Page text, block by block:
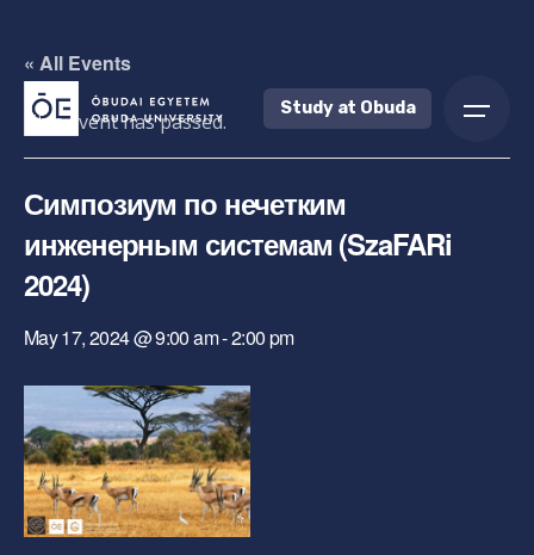
content
Study at Obuda
« All Events
This event has passed.
Симпозиум по нечетким
инженерным системам (SzaFARi
2024)
May 17, 2024 @ 9:00 am-2:00 pm